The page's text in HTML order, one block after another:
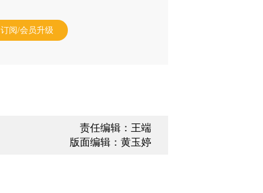
订阅/会员升级
责任编辑：王端
版面编辑：黄玉婷